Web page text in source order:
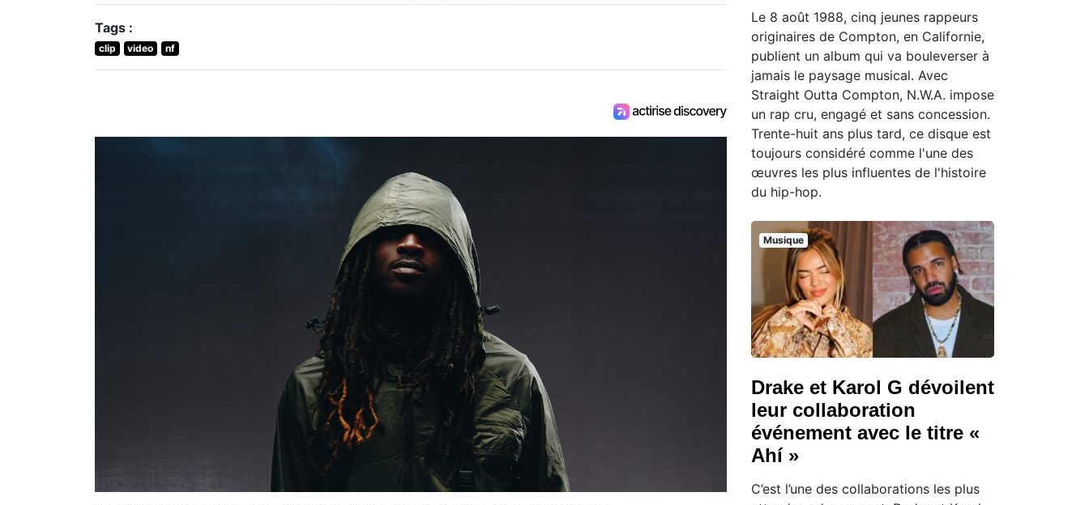
Tags :
clip video nf
Le 8 août 1988, cinq jeunes rappeurs
originaires de Compton, en Californie,
publient un album qui va bouleverser à
jamais le paysage musical. Avec
Straight Outta Compton, N.W.A. impose
un rap cru, engagé et sans concession.
Trente-huit ans plus tard, ce disque est
toujours considéré comme l'une des
œuvres les plus influentes de l'histoire
du hip-hop.
Musique
Drake et Karol G dévoilent
leur collaboration
événement avec le titre «
Ahí »
C’est l’une des collaborations les plus